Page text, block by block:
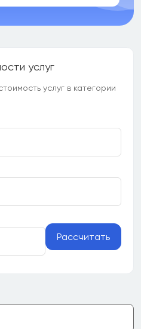
услуг
услуг в категории
Рассчитать